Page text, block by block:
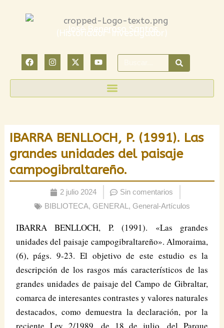
José Beneroso Santos
(Historiador-Investigador)
F
a
c
e
o
I
n
s
t
g
X
-
t
w
t
Y
o
u
t
b
IBARRA BENLLOCH, P. (1991). Las
grandes unidades del paisaje
campogibraltareño.
2 julio 2024
Sin comentarios
BIBLIOTECA, GENERAL , General-Artículos
IBARRA BENLLOCH, P. (1991). «Las grandes
unidades del paisaje campogibraltareño». Almoraima,
(6), págs. 9-23. El objetivo de este estudio es la
descripción de los rasgos más característicos de las
grandes unidades de paisaje del Campo de Gibraltar,
comarca de interesantes contrastes y valores naturales
destacados, como demuestra la declaración, por la